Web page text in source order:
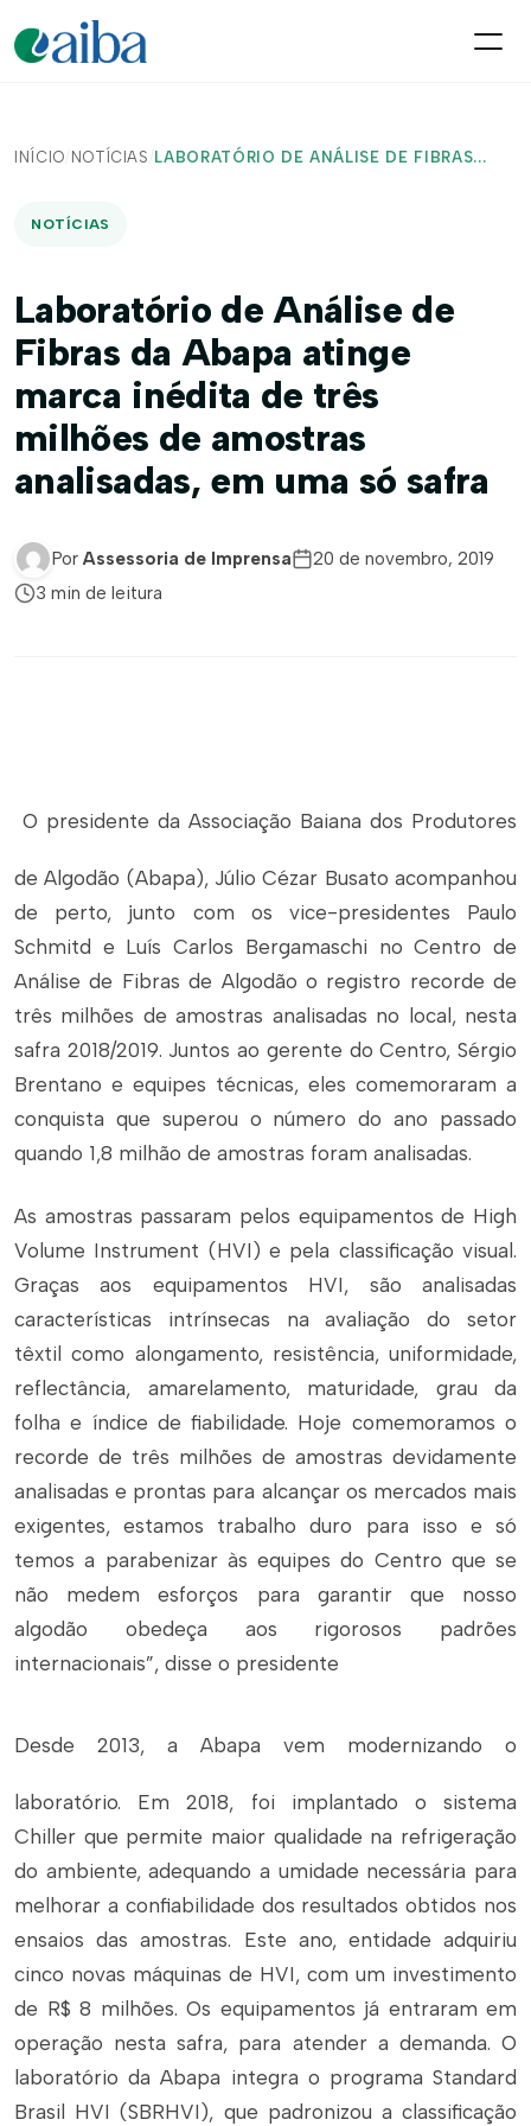
INÍCIO/ NOTÍCIAS / LABORATÓRIO DE ANÁLISE DE FIBRAS...
NOTÍCIAS
Laboratório de Análise de
Fibras da Abapa atinge
marca inédita de três
milhões de amostras
analisadas, em uma só safra
Por Assessoria de Imprensa
20 de novembro, 2019
3 min de leitura
O presidente da Associação Baiana dos Produtores
de Algodão (Abapa), Júlio Cézar Busato acompanhou
de perto, junto com os vice-presidentes Paulo
Schmitd e Luís Carlos Bergamaschi no Centro de
Análise de Fibras de Algodão o registro recorde de
três milhões de amostras analisadas no local, nesta
safra 2018/2019. Juntos ao gerente do Centro, Sérgio
Brentano e equipes técnicas, eles comemoraram a
conquista que superou o número do ano passado
quando 1,8 milhão de amostras foram analisadas.
As amostras passaram pelos equipamentos de High
Volume Instrument (HVI) e pela classificação visual.
Graças aos equipamentos HVI, são analisadas
características intrínsecas na avaliação do setor
têxtil como alongamento, resistência, uniformidade,
reflectância, amarelamento, maturidade, grau da
folha e índice de fiabilidade. Hoje comemoramos o
recorde de três milhões de amostras devidamente
analisadas e prontas para alcançar os mercados mais
exigentes, estamos trabalho duro para isso e só
temos a parabenizar às equipes do Centro que se
não medem esforços para garantir que nosso
algodão obedeça aos rigorosos padrões
internacionais”, disse o presidente
Desde 2013, a Abapa vem modernizando o
laboratório. Em 2018, foi implantado o sistema
Chiller que permite maior qualidade na refrigeração
do ambiente, adequando a umidade necessária para
melhorar a confiabilidade dos resultados obtidos nos
ensaios das amostras. Este ano, entidade adquiriu
cinco novas máquinas de HVI, com um investimento
de R$ 8 milhões. Os equipamentos já entraram em
operação nesta safra, para atender a demanda. O
laboratório da Abapa integra o programa Standard
Brasil HVI (SBRHVI), que padronizou a classificação